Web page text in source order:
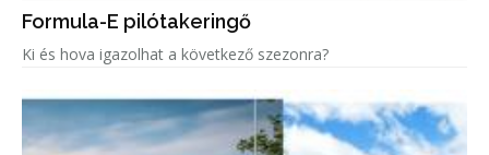
Formula-E pilótakeringő
Ki és hova igazolhat a következő szezonra?